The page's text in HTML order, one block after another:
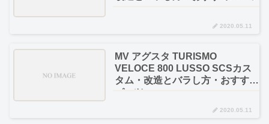
2020.05.11
MV アグスタ TURISMO
VELOCE 800 LUSSO SCSカス
タム・改造とバラし方・おすすめ
パーツ
2020.05.11